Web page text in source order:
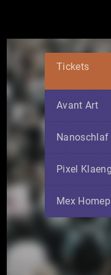
Tickets
Avant Art
Nanoschlaf
Pixel
Mex